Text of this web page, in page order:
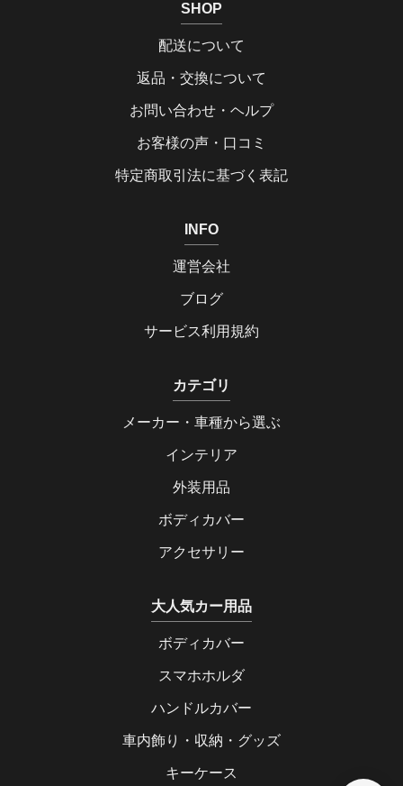
SHOP
配送について
返品・交換について
お問い合わせ・ヘルプ
お客様の声・口コミ
特定商取引法に基づく表記
INFO
運営会社
ブログ
サービス利用規約
カテゴリ
メーカー・車種から選ぶ
インテリア
外装用品
ボディカバー
アクセサリー
大人気カー用品
ボディカバー
スマホホルダ
ハンドルカバー
車内飾り・収納・グッズ
キーケース